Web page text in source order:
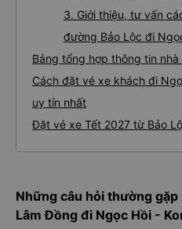
3. Giới thiệu, tư vấn
đường Bảo Lộc đi
Bảng tổng hợp thông tin
Cách đặt vé xe khách đi
uy tín nhất
Đặt vé xe Tết 2027 từ Bảo
Những câu hỏi thường
Lâm Đồng đi Ngọc Hồi -